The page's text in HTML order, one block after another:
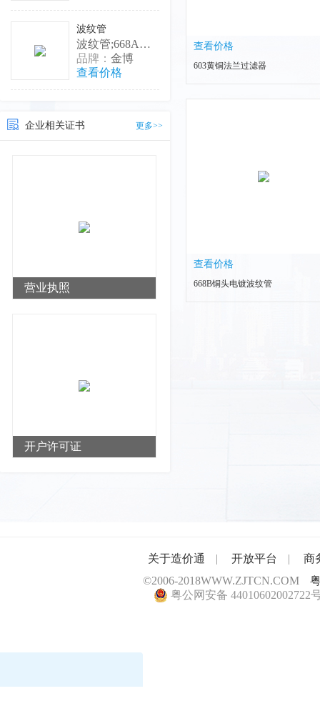
波纹管
波纹管;668A波纹管铜头本色;20×250;
品牌： 金博
查看价格
企业相关证书 更多>>
营业执照
开户许可证
查看价格
603黄铜法兰过滤器
查看价格
668B铜头电镀波纹管
关于造价通 | 开放平台 |
商
©2006-2018WWW.ZJTCN.COM
粤公网安备 44010602002722